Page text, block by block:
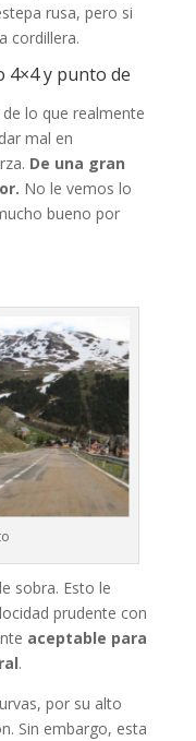
rusa, pero si
cordillera.
4×4 y punto de
lo que realmente
mal en
De una gran
No le vemos lo
bueno por
sobra. Esto le
prudente con
aceptable para
.
por su alto
Sin embargo, esta